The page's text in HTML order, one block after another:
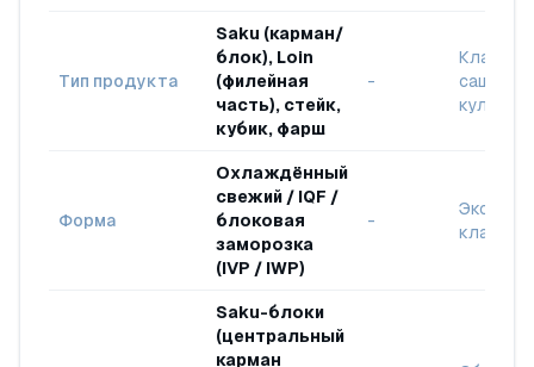
Тип продукта
Saku (карман/
блок), Loin
(филейная
часть), стейк,
кубик, фарш
-
Классы
сашими /
Форма
Охлаждённый
свежий / IQF /
блоковая
заморозка
(IVP / IWP)
-
класс
Saku-блоки
(центральный
карман